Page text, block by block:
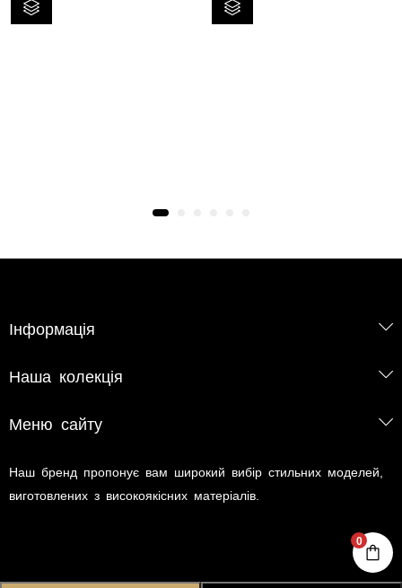
Інформація
Наша колекція
Меню сайту
Наш бренд пропонує вам широкий вибір стильних моделей,
виготовлених з високоякісних матеріалів.
0